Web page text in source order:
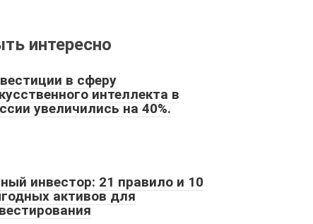
интересно
в сферу
интеллекта в
увеличились на 40%.
инвестор: 21 правило и 10
активов для